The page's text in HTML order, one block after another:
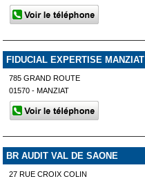
FIDUCIAL EXPERTISE MANZIAT
785 GRAND ROUTE
01570 - MANZIAT
BR AUDIT VAL DE SAONE
27 RUE CROIX COLIN